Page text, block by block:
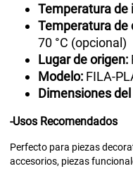
Temperatura de
Temperatura de
70 °C (opcional)
Lugar de origen:
Modelo: FILA-
Dimensiones
-Usos Recomendados
Perfecto para piezas
accesorios, piezas